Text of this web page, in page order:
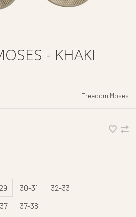
- KHAKI
Freedom Moses
30-31
32-33
37-38